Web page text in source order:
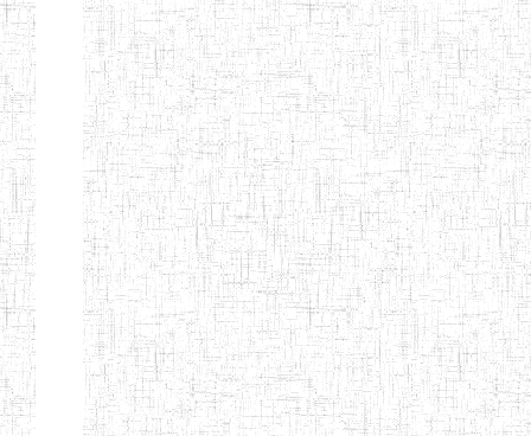
TTC TATUM
ST PIUS X
TECHNICAL
TEACHER
TRAINING
COLLEGE
TATUM
01/08/2000 ENIET
NIGHTINGALE
TEACHER
TRAINING
20/08/2013 ENIEG